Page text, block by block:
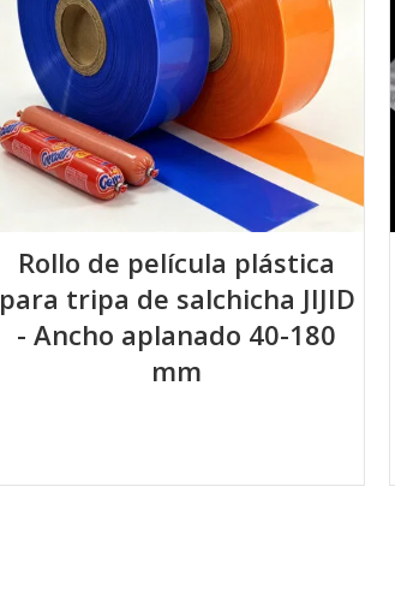
Rollo de película plástica
para tripa de salchicha JIJID
- Ancho aplanado 40-180
mm